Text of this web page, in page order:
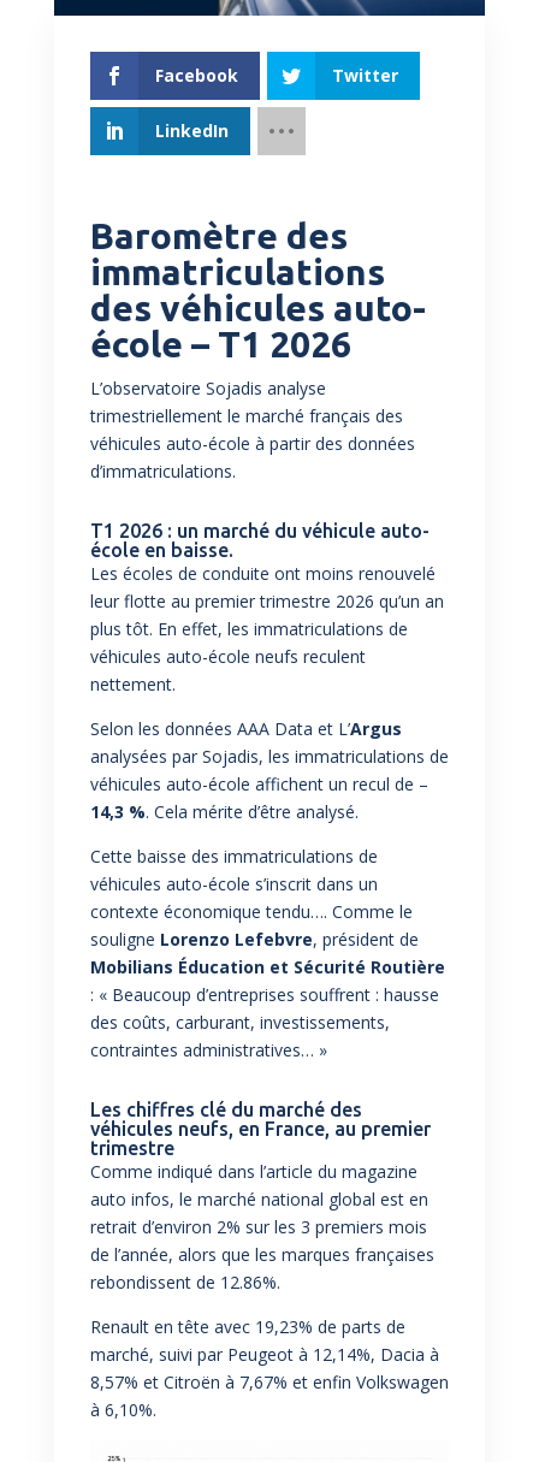
Facebook Twitter
LinkedIn
Baromètre des
immatriculations
des véhicules auto-
école – T1 2026
L’observatoire Sojadis analyse
trimestriellement le marché français des
véhicules auto-école à partir des données
d’immatriculations.
T1 2026 : un marché du véhicule auto-
école en baisse.
Les écoles de conduite ont moins renouvelé
leur flotte au premier trimestre 2026 qu’un an
plus tôt. En effet, les immatriculations de
véhicules auto-école neufs reculent
nettement.
Selon les données AAA Data et L’Argus
analysées par Sojadis, les immatriculations de
véhicules auto-école affichent un recul de –
14,3 %. Cela mérite d’être analysé.
Cette baisse des immatriculations de
véhicules auto-école s’inscrit dans un
contexte économique tendu…. Comme le
souligne Lorenzo Lefebvre, président de
Mobilians Éducation et Sécurité Routière
: « Beaucoup d’entreprises souffrent : hausse
des coûts, carburant, investissements,
contraintes administratives… »
Les chiffres clé du marché des
véhicules neufs, en France, au premier
trimestre
Comme indiqué dans l’article du magazine
auto infos, le marché national global est en
retrait d’environ 2% sur les 3 premiers mois
de l’année, alors que les marques françaises
rebondissent de 12.86%.
Renault en tête avec 19,23% de parts de
marché, suivi par Peugeot à 12,14%, Dacia à
8,57% et Citroën à 7,67% et enfin Volkswagen
à 6,10%.